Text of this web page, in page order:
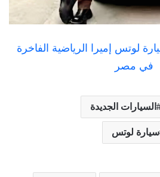
السيارات الجديدة
سيارة لوتس